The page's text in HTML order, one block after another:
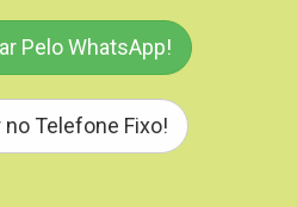
Pelo WhatsApp!
Telefone Fixo!